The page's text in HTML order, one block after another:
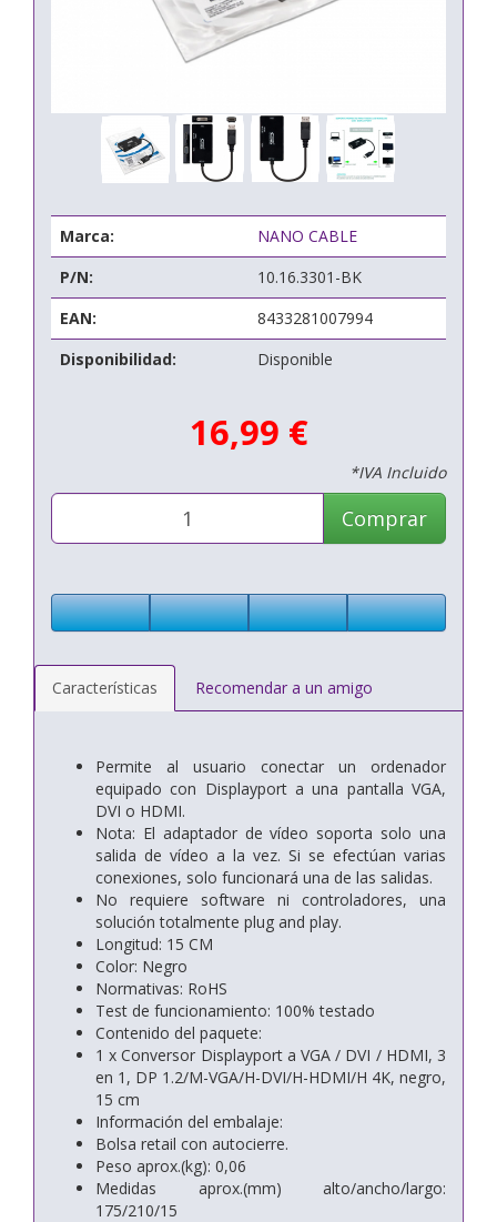
Marca:
NANO CABLE
P/N:
10.16.3301-BK
EAN:
8433281007994
Disponibilidad:
Disponible
16,99 €
*IVA Incluido
Comprar
Características Recomendar a un amigo
Permite al usuario conectar un ordenador
equipado con Displayport a una pantalla VGA,
DVI o HDMI.
Nota: El adaptador de vídeo soporta solo una
salida de vídeo a la vez. Si se efectúan varias
conexiones, solo funcionará una de las salidas.
No requiere software ni controladores, una
solución totalmente plug and play.
Longitud: 15 CM
Color: Negro
Normativas: RoHS
Test de funcionamiento: 100% testado
Contenido del paquete:
1 x Conversor Displayport a VGA / DVI / HDMI, 3
en 1, DP 1.2/M-VGA/H-DVI/H-HDMI/H 4K, negro,
15 cm
Información del embalaje:
Bolsa retail con autocierre.
Peso aprox.(kg): 0,06
Medidas aprox.(mm) alto/ancho/largo:
175/210/15